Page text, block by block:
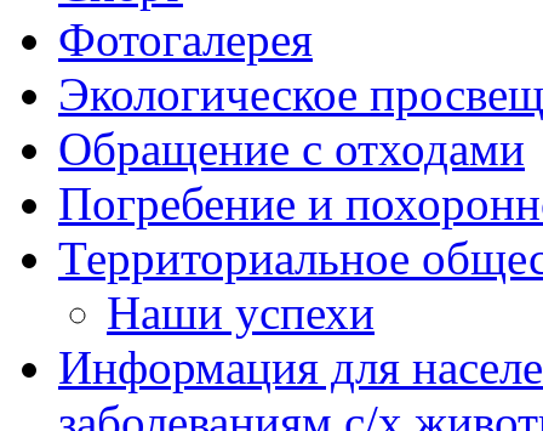
Фотогалерея
Экологическое
Обращение с отходами
Погребение и
Территориальное
Наши успехи
Информация для